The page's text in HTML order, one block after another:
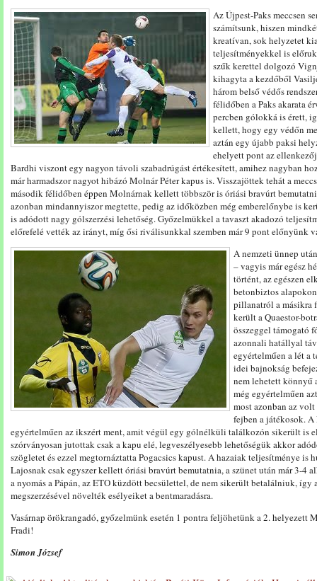
Az Újpest-Paks meccsen
számítsunk, hiszen
kreatívan, sok helyzetet
teljesítményekkel is
szűk kerettel dolgozó
kihagyta a kezdőből
három belső védős
félidőben a Paks akarata
percben gólokká is érett,
kellett, hogy egy védőn
aztán egy újabb paksi
ehelyett pont az
Bardhi viszont egy nagyon távoli szabadrúgást értékesített, amihez nagyban
már harmadszor nagyot hibázó Molnár Péter kapus is. Visszajöttek tehát a
második félidőben éppen Molnárnak kellett többször is óriási bravúrt
azonban mindannyiszor megtette, pedig az időközben még emberelőnybe is
is adódott nagy gólszerzési lehetőség. Győzelmükkel a tavaszt akadozó
előrefelé vették az irányt, míg ősi riválisunkkal szemben már 9 pont előnyünk
A nemzeti ünnep
– vagyis már egész
történt, az egészen
betonbiztos
pillanatról a másikra
került a Quaestor-
összeggel támogató
azonnali hatállyal
egyértelműen a lét a
idei bajnokság
nem lehetett könnyű
még egyértelműen
most azonban az
fejben a játékosok.
egyértelműen az ikszért ment, amit végül egy gólnélküli találkozón sikerült is
szórványosan jutottak csak a kapu elé, legveszélyesebb lehetőségük akkor
szögletet és ezzel megtornáztatta Pogacsics kapust. A hazaiak teljesítménye is
Lajosnak csak egyszer kellett óriási bravúrt bemutatnia, a szünet után már 3-4
a nyomás a Pápán, az ETO küzdött becsülettel, de nem sikerült betalálniuk, így
megszerzésével növelték esélyeiket a bentmaradásra.
Vasárnap örökrangadó, győzelmünk esetén 1 pontra feljöhetünk a 2. helyezett
Fradi!
Simon József